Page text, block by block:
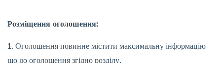
Розміщення оголошення:
Оголошення повинне містити максимальну інформацію
що до оголошення згідно розділу.